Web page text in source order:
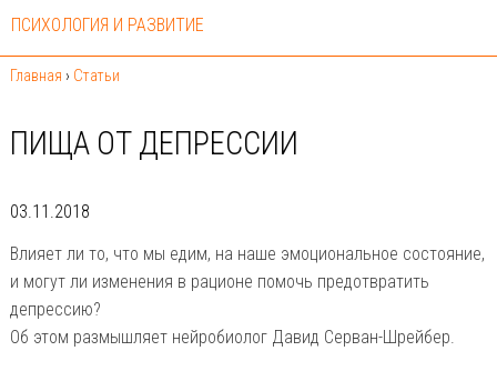
ПСИХОЛОГИЯ И РАЗВИТИЕ
Главная › Статьи
ПИЩА ОТ ДЕПРЕССИИ
03.11.2018
Влияет ли то, что мы едим, на наше эмоциональное состояние,
и могут ли изменения в рационе помочь предотвратить
депрессию?
Об этом размышляет нейробиолог Давид Серван-Шрейбер.